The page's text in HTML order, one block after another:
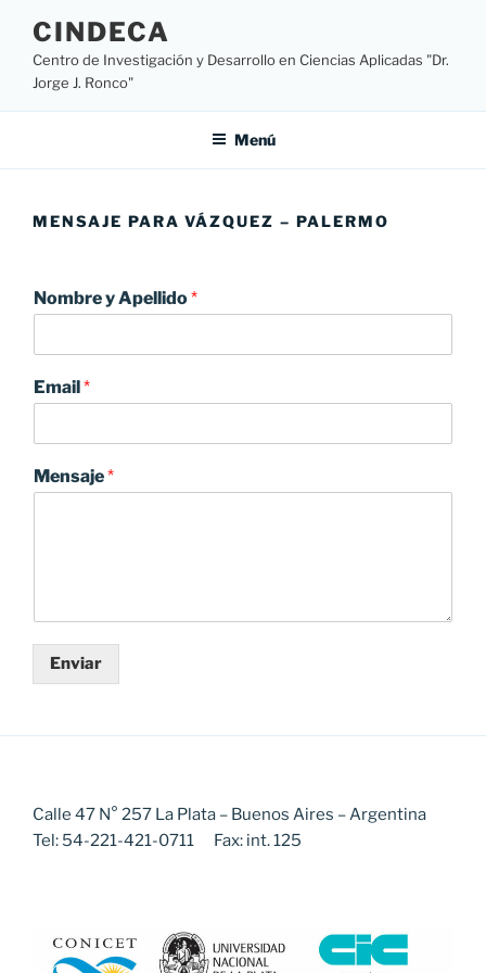
contenido
CINDECA
Centro de Investigación y Desarrollo en Ciencias Aplicadas "Dr.
Jorge J. Ronco"
Menú
MENSAJE PARA VÁZQUEZ – PALERMO
Nombre y Apellido*
Email*
Mensaje*
Enviar
Calle 47 N° 257 La Plata – Buenos Aires – Argentina
Tel: 54-221-421-0711 Fax: int. 125